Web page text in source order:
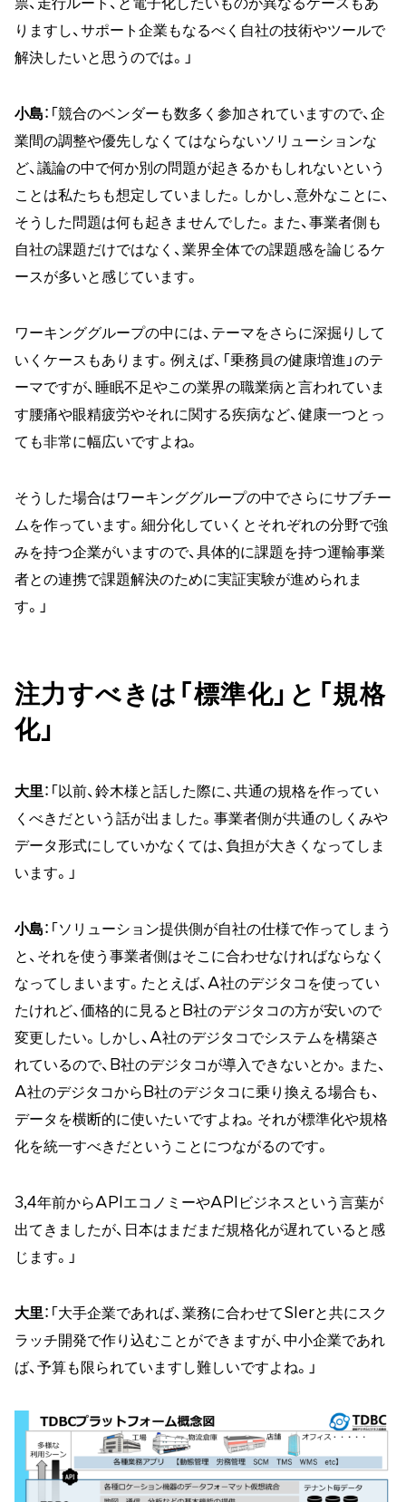
票、走行ルート、と電子化したいものが異なるケースもあ
りますし、サポート企業もなるべく自社の技術やツールで
解決したいと思うのでは。」
小島：「競合のベンダーも数多く参加されていますので、企
業間の調整や優先しなくてはならないソリューションな
ど、議論の中で何か別の問題が起きるかもしれないという
ことは私たちも想定していました。しかし、意外なことに、
そうした問題は何も起きませんでした。また、事業者側も
自社の課題だけではなく、業界全体での課題感を論じるケ
ースが多いと感じています。
ワーキンググループの中には、テーマをさらに深掘りして
いくケースもあります。例えば、「乗務員の健康増進」のテ
ーマですが、睡眠不足やこの業界の職業病と言われていま
す腰痛や眼精疲労やそれに関する疾病など、健康一つとっ
ても非常に幅広いですよね。
そうした場合はワーキンググループの中でさらにサブチー
ムを作っています。細分化していくとそれぞれの分野で強
みを持つ企業がいますので、具体的に課題を持つ運輸事業
者との連携で課題解決のために実証実験が進められま
す。」
注力すべきは「標準化」と「規格
化」
大里：「以前、鈴木様と話した際に、共通の規格を作ってい
くべきだという話が出ました。事業者側が共通のしくみや
データ形式にしていかなくては、負担が大きくなってしま
います。」
小島：「ソリューション提供側が自社の仕様で作ってしまう
と、それを使う事業者側はそこに合わせなければならなく
なってしまいます。たとえば、A社のデジタコを使ってい
たけれど、価格的に見るとB社のデジタコの方が安いので
変更したい。しかし、A社のデジタコでシステムを構築さ
れているので、B社のデジタコが導入できないとか。また、
A社のデジタコからB社のデジタコに乗り換える場合も、
データを横断的に使いたいですよね。それが標準化や規格
化を統一すべきだということにつながるのです。
3,4年前からAPIエコノミーやAPIビジネスという言葉が
出てきましたが、日本はまだまだ規格化が遅れていると感
じます。」
大里：「大手企業であれば、業務に合わせてSIerと共にスク
ラッチ開発で作り込むことができますが、中小企業であれ
ば、予算も限られていますし難しいですよね。」